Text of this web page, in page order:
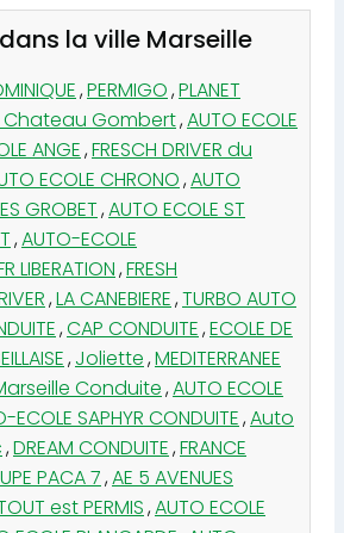
la ville Marseille
,PERMIGO,PLANET
Chateau Gombert,AUTO ECOLE
ANGE,FRESCH DRIVER du
ECOLE CHRONO,AUTO
GROBET,AUTO ECOLE ST
,AUTO-ECOLE
LIBERATION,FRESH
,LA CANEBIERE,TURBO AUTO
,CAP CONDUITE,ECOLE DE
,Joliette,MEDITERRANEE
Conduite,AUTO ECOLE
ECOLE SAPHYR CONDUITE,Auto
,DREAM CONDUITE,FRANCE
PACA 7,AE 5 AVENUES
est PERMIS,AUTO ECOLE